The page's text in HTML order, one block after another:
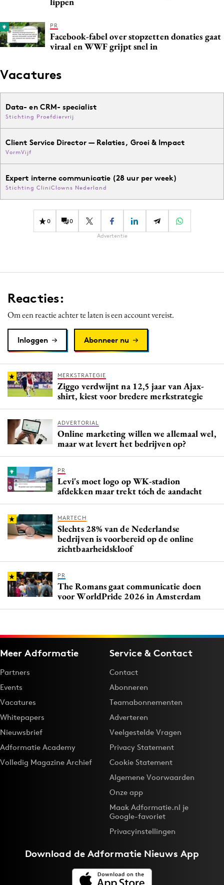
PR
Facebook-fabel over stopzetten donaties gaat
viraal en WWF grijpt snel in
Vacatures
Data- en CRM- specialist
Stichting Proefdiervrij
Client Service Director — Relaties, Groei & Impact
VormVijf
Expert interne communicatie (28 uur per week)
Stichting CliniClowns Nederland
0 0
Advertentie
Reacties:
Om een reactie achter te laten is een account vereist.
Inloggen Abonneer nu
MERKSTRATEGIE
Ziggo verdwijnt na 12,5 jaar van Ajax-
shirt, kiest voor bredere merkstrategie
ADVERTORIAL
Online marketing willen we allemaal wel,
maar wat levert het bedrijven op?
PR
Levi's moet logo op WK-stadion
afdekken maar trekt tóch de aandacht
MARTECH
Slechts 28% van de Nederlandse
bedrijven is voorbereid op de online
zichtbaarheidskloof
PR
The Romans gaat communicatie doen
voor WorldPride 2026 in Amsterdam
Meer Adformatie
Partners
Events
Vacatures
Whitepapers
Nieuwsbrief
Adformatie Academy
Volledig Magazine Archief
Service & Contact
Contact
Abonneren
Teamabonnementen
Adverteren
Veelgestelde Vragen
Privacy Statement
Cookie Statement
Algemene Voorwaarden
Onze app
Maak Adformatie.nl je
Google-favoriet
Privacyinstellingen
Download deAdformatie Nieuws App